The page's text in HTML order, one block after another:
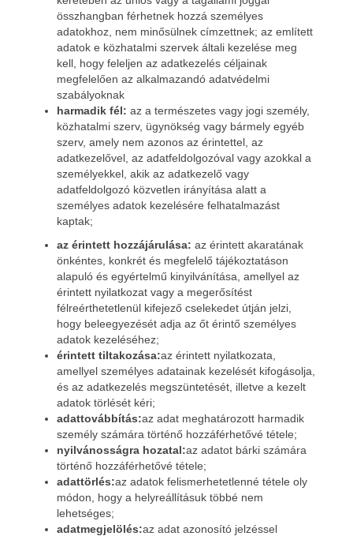
összhangban férhetnek hozzá személyes
adatokhoz, nem minősülnek címzettnek; az említett
adatok e közhatalmi szervek általi kezelése meg
kell, hogy feleljen az adatkezelés céljainak
megfelelően az alkalmazandó adatvédelmi
szabályoknak
harmadik fél: az a természetes vagy jogi személy,
közhatalmi szerv, ügynökség vagy bármely egyéb
szerv, amely nem azonos az érintettel, az
adatkezelővel, az adatfeldolgozóval vagy azokkal a
személyekkel, akik az adatkezelő vagy
adatfeldolgozó közvetlen irányítása alatt a
személyes adatok kezelésére felhatalmazást
kaptak;
az érintett hozzájárulása: az érintett akaratának
önkéntes, konkrét és megfelelő tájékoztatáson
alapuló és egyértelmű kinyilvánítása, amellyel az
érintett nyilatkozat vagy a megerősítést
félreérthetetlenül kifejező cselekedet útján jelzi,
hogy beleegyezését adja az őt érintő személyes
adatok kezeléséhez;
érintett tiltakozása:az érintett nyilatkozata,
amellyel személyes adatainak kezelését kifogásolja,
és az adatkezelés megszüntetését, illetve a kezelt
adatok törlését kéri;
adattovábbítás:az adat meghatározott harmadik
személy számára történő hozzáférhetővé tétele;
nyilvánosságra hozatal:az adatot bárki számára
történő hozzáférhetővé tétele;
adattörlés:az adatok felismerhetetlenné tétele oly
módon, hogy a helyreállításuk többé nem
lehetséges;
adatmegjelölés:az adat azonosító jelzéssel